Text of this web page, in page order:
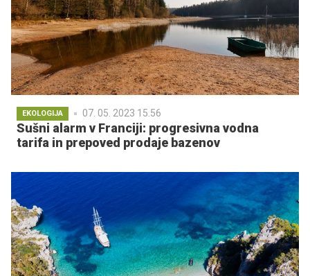
EKOLOGIJA 07. 05. 2023 15.56
Sušni alarm v Franciji: progresivna vodna
tarifa in prepoved prodaje bazenov